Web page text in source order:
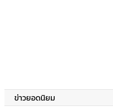
ข่าวยอดนิยม